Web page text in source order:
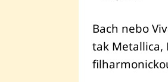
Bach nebo
tak Metallica,